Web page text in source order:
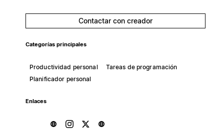
Contactar con creador
Categorías principales
Productividad personal
Tareas de programación
Planificador personal
Enlaces